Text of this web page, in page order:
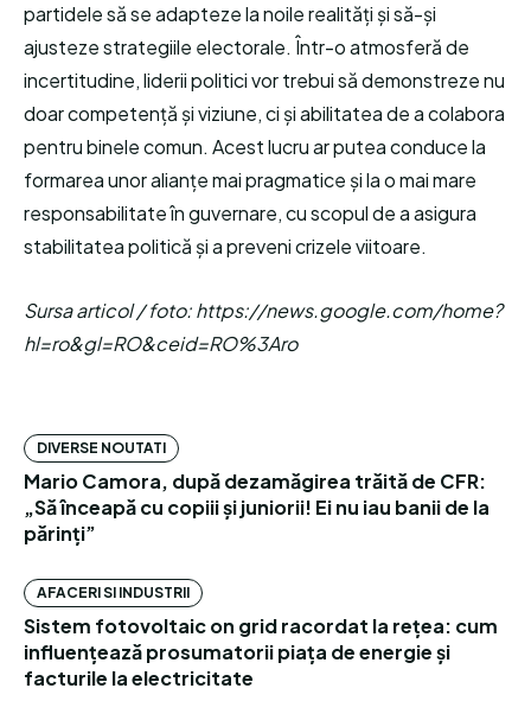
partidele să se adapteze la noile realități și să-și
ajusteze strategiile electorale. Într-o atmosferă de
incertitudine, liderii politici vor trebui să demonstreze nu
doar competență și viziune, ci și abilitatea de a colabora
pentru binele comun. Acest lucru ar putea conduce la
formarea unor alianțe mai pragmatice și la o mai mare
responsabilitate în guvernare, cu scopul de a asigura
stabilitatea politică și a preveni crizele viitoare.
Sursa articol / foto: https://news.google.com/home?
hl=ro&gl=RO&ceid=RO%3Aro
DIVERSE NOUTATI
Mario Camora, după dezamăgirea trăită de CFR:
„Să înceapă cu copiii și juniorii! Ei nu iau banii de la
părinți”
AFACERI SI INDUSTRII
Sistem fotovoltaic on grid racordat la rețea: cum
influențează prosumatorii piața de energie și
facturile la electricitate